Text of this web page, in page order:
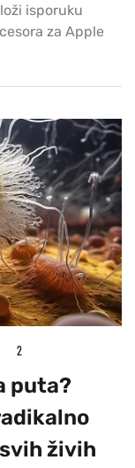
isporuku
za Apple
2
puta?
živih